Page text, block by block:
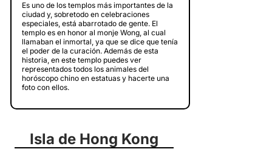
Es uno de los templos más importantes de la
ciudad y, sobretodo en celebraciones
especiales, está abarrotado de gente. El
templo es en honor al monje Wong, al cual
llamaban el inmortal, ya que se dice que tenía
el poder de la curación. Además de esta
historia, en este templo puedes ver
representados todos los animales del
horóscopo chino en estatuas y hacerte una
foto con ellos.
Isla de Hong Kong